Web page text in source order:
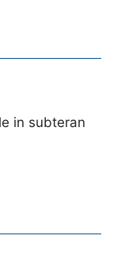
in subteran